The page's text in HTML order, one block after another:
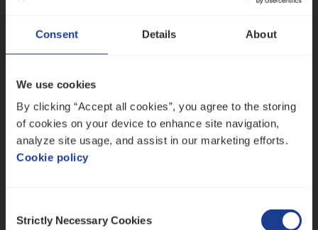
Consent Details About
We use cookies
By clicking “Accept all cookies”, you agree to the storing
of cookies on your device to enhance site navigation,
analyze site usage, and assist in our marketing efforts.
Cookie policy
Selection
Strictly Necessary Cookies
Claims­hand­ler Fleet&Bike
Claims Management
Antwerpen
Busi­ness Mana­ger Mari­ne Cargo